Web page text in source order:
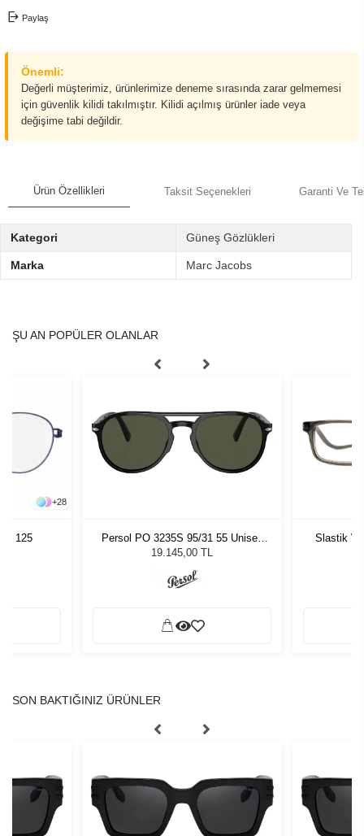
Paylaş
Önemli:
Değerli müşterimiz, ürünlerimize deneme sırasında zarar gelmemesi
için güvenlik kilidi takılmıştır. Kilidi açılmış ürünler iade veya
değişime tabi değildir.
Ürün Özellikleri Taksit Seçenekleri Garanti Ve
Kategori Güneş Gözlükleri
Marka Marc Jacobs
ŞU AN POPÜLER OLANLAR
+28
125
Persol PO 3235S 95/31 55 Unisex
Güneş Gözlüğü
19.145,00 TL
Slastik
SON BAKTIĞINIZ ÜRÜNLER